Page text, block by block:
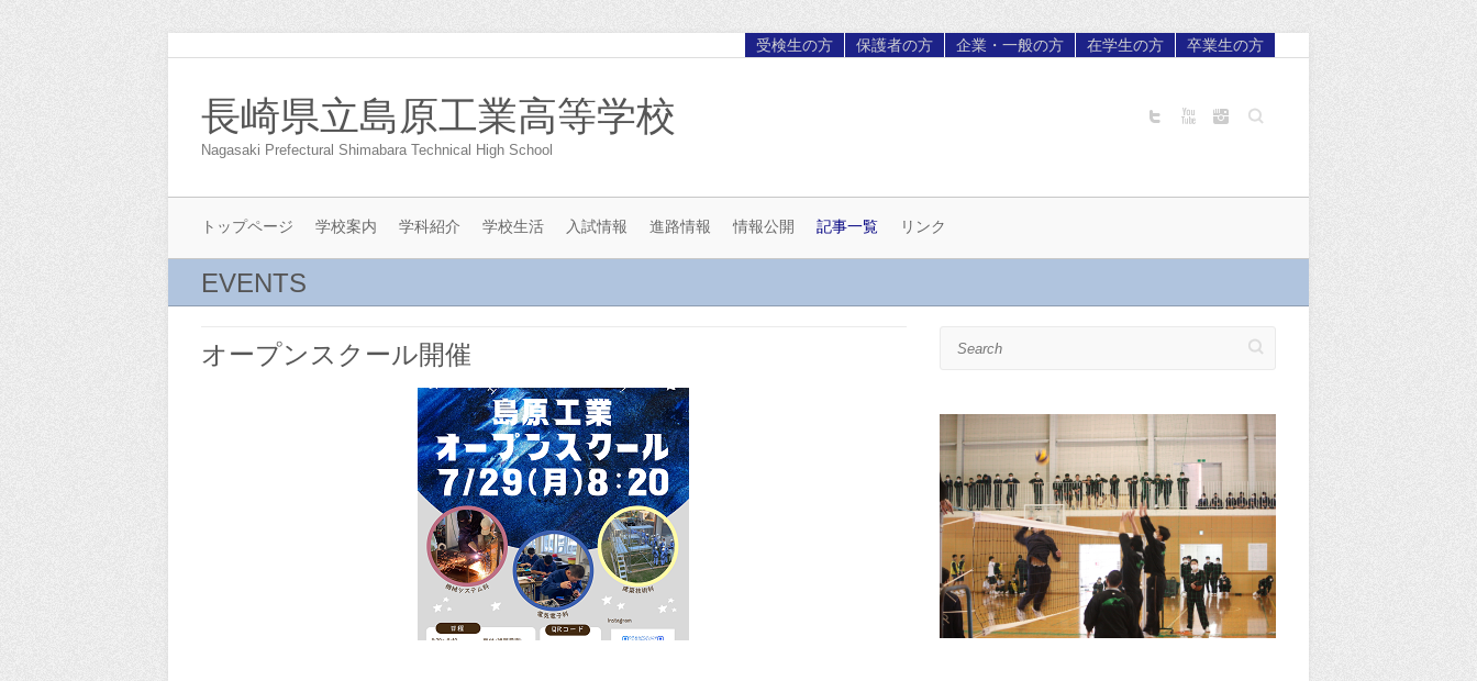
卒業生の方
在学生の方
企業・一般の方
保護者の方
受検生の方
Search
長崎県立島原工業高等学校
Nagasaki Prefectural Shimabara Technical High School
トップページ 学校案内 学科紹介 学校生活 入試情報 進路情報 情報公開 記事一覧 リンク
EVENTS
オープンスクール開催